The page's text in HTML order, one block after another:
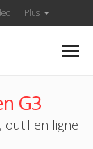
Plus
G3
outil en ligne